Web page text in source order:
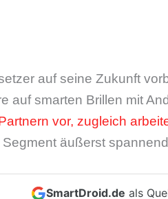
auf seine Zukunft
auf smarten Brillen mit
vor, zugleich
äußerst
SmartDroid.de als